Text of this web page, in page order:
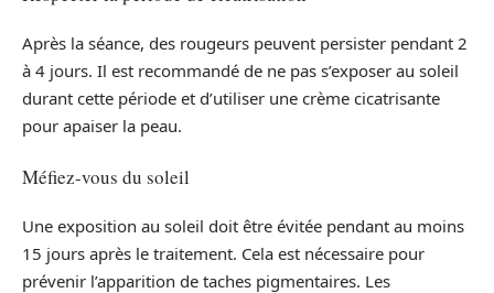
Après la séance, des rougeurs peuvent persister pendant 2
à 4 jours. Il est recommandé de ne pas s’exposer au soleil
durant cette période et d’utiliser une crème cicatrisante
pour apaiser la peau.
Méfiez-vous du soleil
Une exposition au soleil doit être évitée pendant au moins
15 jours après le traitement. Cela est nécessaire pour
prévenir l’apparition de taches pigmentaires. Les